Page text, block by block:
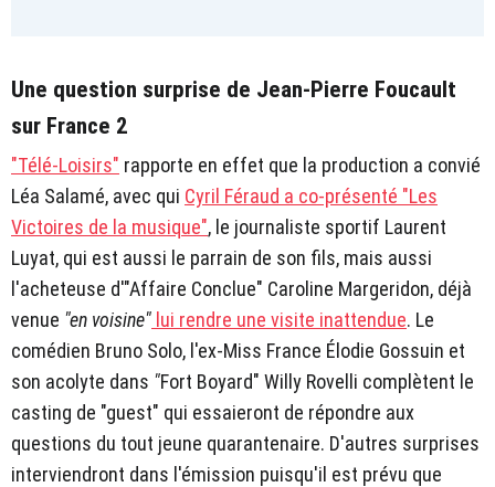
Une question surprise de Jean-Pierre Foucault
sur France 2
"Télé-Loisirs" rapporte en effet que la production a convié
Léa Salamé, avec qui Cyril Féraud a co-présenté "Les
Victoires de la musique", le journaliste sportif Laurent
Luyat, qui est aussi le parrain de son fils, mais aussi
l'acheteuse d'"Affaire Conclue" Caroline Margeridon, déjà
venue "en voisine" lui rendre une visite inattendue. Le
comédien Bruno Solo, l'ex-Miss France Élodie Gossuin et
son acolyte dans "Fort Boyard" Willy Rovelli complètent le
casting de "guest" qui essaieront de répondre aux
questions du tout jeune quarantenaire. D'autres surprises
interviendront dans l'émission puisqu'il est prévu que